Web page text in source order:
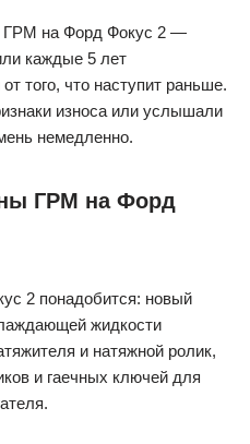
ГРМ на Форд Фокус 2 —
каждые 5 лет
того, что наступит раньше.
износа или услышали
немедленно.
ГРМ на Форд
2 понадобится: новый
жидкости
и натяжной ролик,
и гаечных ключей для